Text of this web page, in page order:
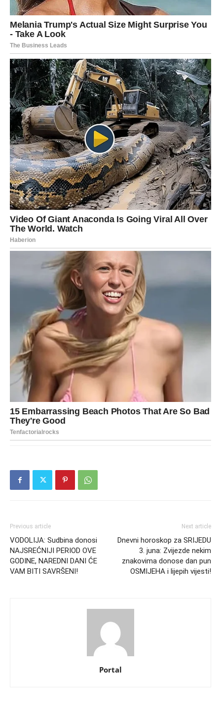
Previous article
VODOLIJA: Sudbina donosi
NAJSREĆNIJI PERIOD OVE
GODINE, NAREDNI DANI ĆE
VAM BITI SAVRŠENI!
Next article
Dnevni horoskop za SRIJEDU
3. juna: Zvijezde nekim
znakovima donose dan pun
OSMIJEHA i lijepih vijesti!
Portal